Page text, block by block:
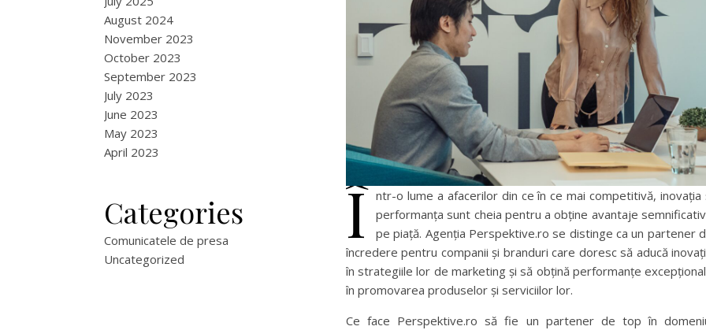
August 2024
November 2023
October 2023
September 2023
July 2023
June 2023
May 2023
April 2023
Categories
Comunicatele de presa
Uncategorized
Î ntr-o lume a afacerilor din ce în ce mai competitivă, inovația
performanța sunt cheia pentru a obține avantaje
pe piață. Agenția Perspektive.ro se distinge ca un partener
încredere pentru companii și branduri care doresc să aducă
în strategiile lor de marketing și să obțină performanțe
în promovarea produselor și serviciilor lor.
Ce face Perspektive.ro să fie un partener de top în